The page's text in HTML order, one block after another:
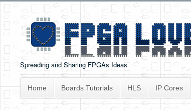
Spreading and Sharing FPGAs Ideas
Home Boards Tutorials HLS IP Cores